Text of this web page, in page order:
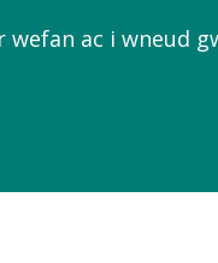
wefan ac i wneud